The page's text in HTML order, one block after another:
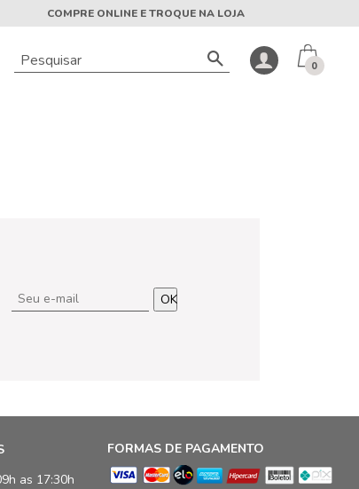
COMPRE ONLINE E TROQUE NA LOJA
0
OK
as 17:30h
FORMAS DE PAGAMENTO